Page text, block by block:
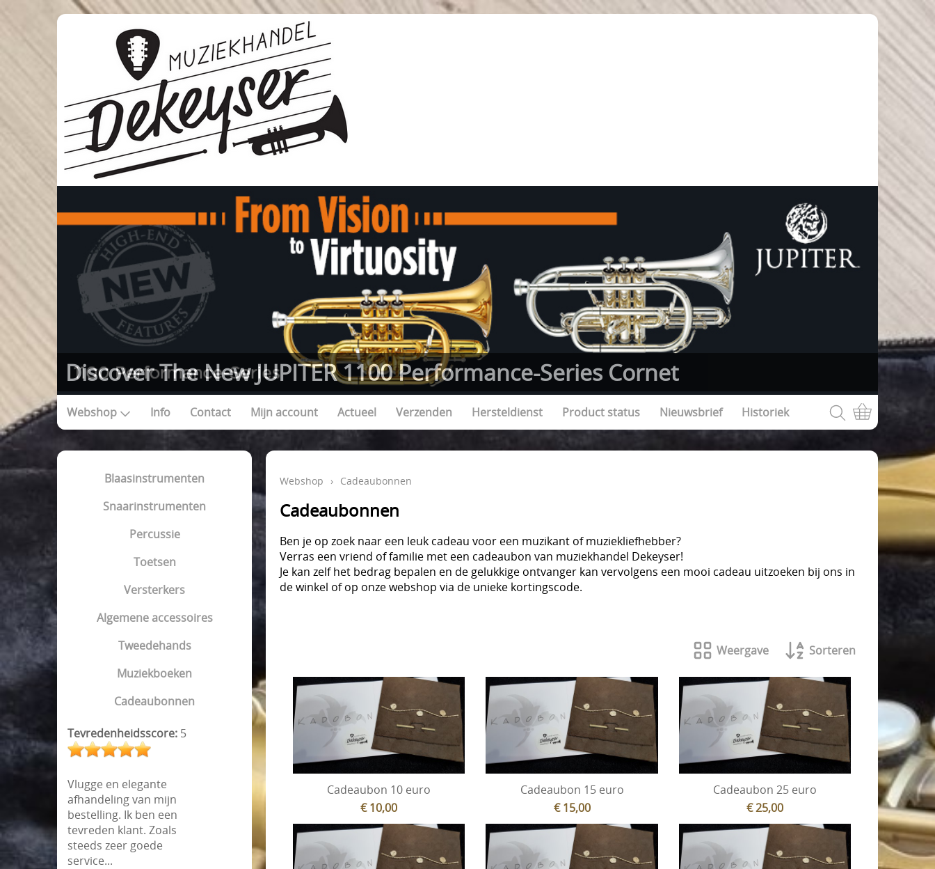
Discover The New JUPITER 1100 Performance-Series Cornet
Webshop Info Contact Mijn account Actueel Verzenden Hersteldienst Product status Nieuwsbrief Historiek
Blaasinstrumenten
Snaarinstrumenten
Percussie
Toetsen
Versterkers
Algemene accessoires
Tweedehands
Muziekboeken
Cadeaubonnen
Tevredenheidsscore: 5
Vlugge en elegante
afhandeling van mijn
bestelling. Ik ben een
tevreden klant. Zoals
steeds zeer goede
service...
Webshop › Cadeaubonnen
Cadeaubonnen
Ben je op zoek naar een leuk cadeau voor een muzikant of muziekliefhebber?
Verras een vriend of familie met een cadeaubon van muziekhandel Dekeyser!
Je kan zelf het bedrag bepalen en de gelukkige ontvanger kan vervolgens een mooi cadeau uitzoeken bij ons in
de winkel of op onze webshop via de unieke kortingscode.
Weergave Sorteren
Cadeaubon 10 euro
€ 10,00
Cadeaubon 15 euro
€ 15,00
Cadeaubon 25 euro
€ 25,00